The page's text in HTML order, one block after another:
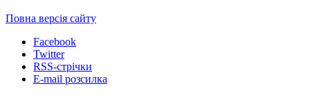
Повна версія сайту
Facebook
Twitter
RSS-стрічки
E-mail розсилка